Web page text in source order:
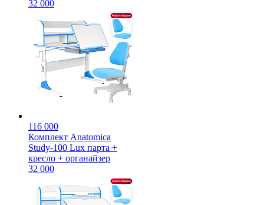
32 000
116 000
Комплект Anatomica
Study-100 Lux парта +
кресло + органайзер
32 000